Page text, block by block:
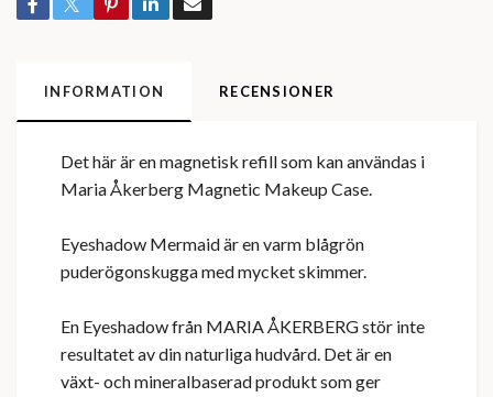
INFORMATION RECENSIONER
Det här är en magnetisk refill som kan användas i
Maria Åkerberg Magnetic Makeup Case.
Eyeshadow Mermaid är en varm blågrön
puderögonskugga med mycket skimmer.
En Eyeshadow från MARIA ÅKERBERG stör inte
resultatet av din naturliga hudvård. Det är en
växt- och mineralbaserad produkt som ger